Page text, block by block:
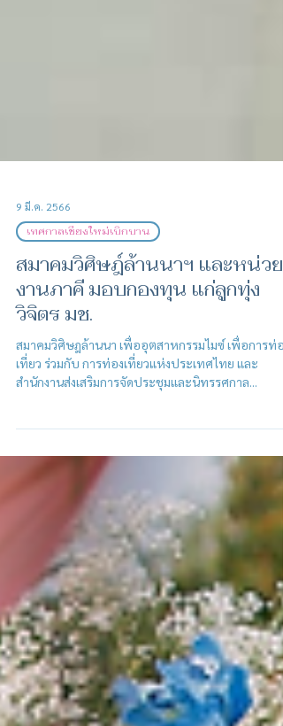
9 มี.ค. 2566
เทศกาลเชียงใหม่เบิกบาน
สมาคมวิศิษฎ์ล้านนาฯ และหน่วย
งานภาคี มอบกองทุน แก่ลูกทุ่ง
วิจิตร มช.
สมาคมวิศิษฎล้านนา เพื่ออุตสาหกรรมไมซ์ เพื่อการท่อง